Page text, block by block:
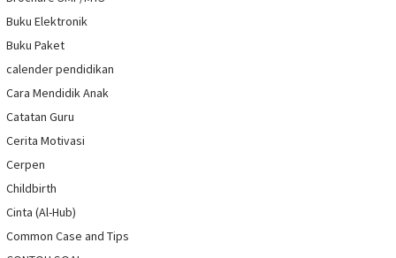
Buku Elektronik
Buku Paket
calender pendidikan
Cara Mendidik Anak
Catatan Guru
Cerita Motivasi
Cerpen
Childbirth
Cinta (Al-Hub)
Common Case and Tips